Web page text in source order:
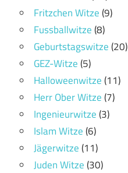
Fritzchen Witze(9)
Fussballwitze(8)
Geburtstagswitze(20)
GEZ-Witze(5)
Halloweenwitze(11)
Herr Ober Witze(7)
Ingenieurwitze(3)
Islam Witze(6)
Jägerwitze(11)
Juden Witze(30)